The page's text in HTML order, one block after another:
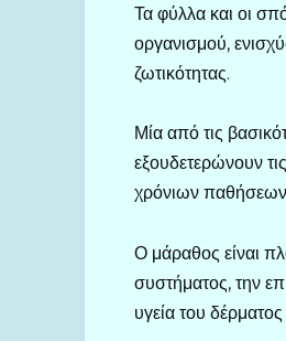
Τα φύλλα και οι
οργανισμού,
ζωτικότητας.
Μία από τις
εξουδετερώνουν
χρόνιων
Ο μάραθος είναι
συστήματος, την
υγεία του